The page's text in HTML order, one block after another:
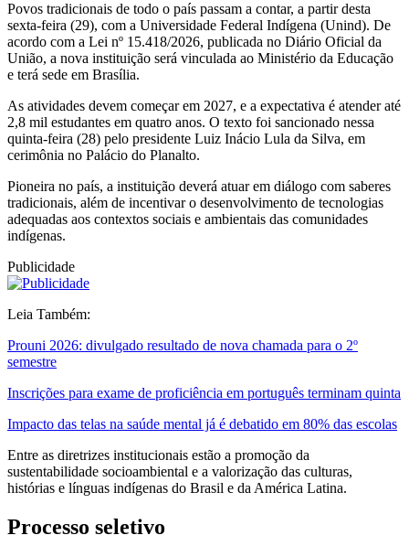
Povos tradicionais de todo o país passam a contar, a partir desta
sexta-feira (29), com a Universidade Federal Indígena (Unind). De
acordo com a Lei nº 15.418/2026, publicada no Diário Oficial da
União, a nova instituição será vinculada ao Ministério da Educação
e terá sede em Brasília.
As atividades devem começar em 2027, e a expectativa é atender até
2,8 mil estudantes em quatro anos. O texto foi sancionado nessa
quinta-feira (28) pelo presidente Luiz Inácio Lula da Silva, em
cerimônia no Palácio do Planalto.
Pioneira no país, a instituição deverá atuar em diálogo com saberes
tradicionais, além de incentivar o desenvolvimento de tecnologias
adequadas aos contextos sociais e ambientais das comunidades
indígenas.
Publicidade
Leia Também:
Prouni 2026: divulgado resultado de nova chamada para o 2º
semestre
Inscrições para exame de proficiência em português terminam quinta
Impacto das telas na saúde mental já é debatido em 80% das escolas
Entre as diretrizes institucionais estão a promoção da
sustentabilidade socioambiental e a valorização das culturas,
histórias e línguas indígenas do Brasil e da América Latina.
Processo seletivo